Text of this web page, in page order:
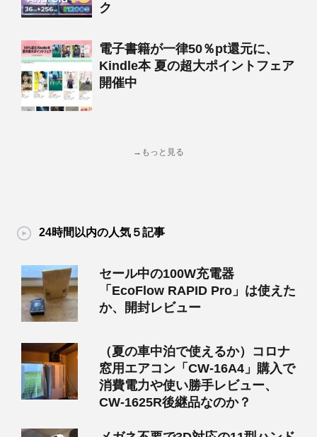
ク
電子書籍が一律50％pt還元に、
Kindle本 夏の超大ポイントフェア
開催中
→もっと見る
24時間以内の人気５記事
セール中の100W充電器
「EcoFlow RAPID Pro」は使えた
か、開封レビュー
（夏の車中泊で使えるか）コロナ
窓用エアコン「CW-16A4」購入で
消費電力や使い勝手レビュー、
CW-1625R後継品なのか？